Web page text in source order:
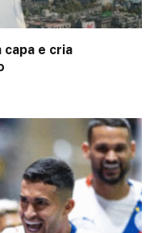
capa e cria